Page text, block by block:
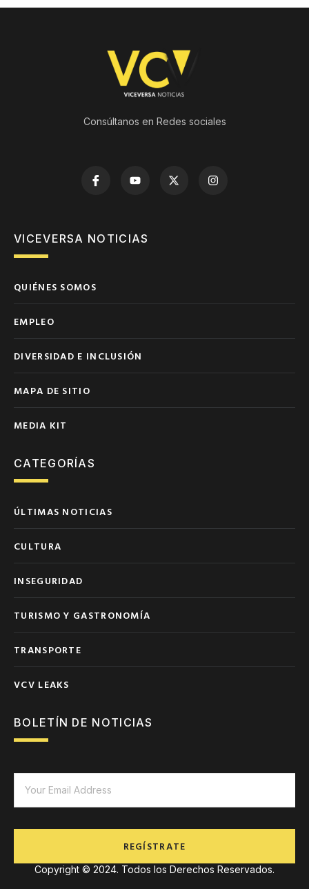
Consúltanos en Redes sociales
VICEVERSA NOTICIAS
QUIÉNES SOMOS
EMPLEO
DIVERSIDAD E INCLUSIÓN
MAPA DE SITIO
MEDIA KIT
CATEGORÍAS
ÚLTIMAS NOTICIAS
CULTURA
INSEGURIDAD
TURISMO Y GASTRONOMÍA
TRANSPORTE
VCV LEAKS
BOLETÍN DE NOTICIAS
REGÍSTRATE
Copyright © 2024. Todos los Derechos Reservados.